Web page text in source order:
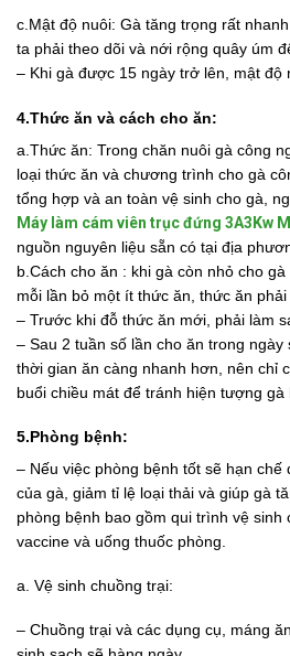
c.Mật độ nuôi: Gà tăng trọng rất
ta phải theo dõi và nới rộng quây úm
– Khi gà được 15 ngày trở lên, mật độ
4.Thức ăn và cách cho ăn:
a.Thức ăn: Trong chăn nuôi gà công
loại thức ăn và chương trình cho gà
tổng hợp và an toàn vệ sinh cho gà,
Máy làm cám viên trục đứng 3A3Kw
nguồn nguyên liệu sẵn có tại địa
b.Cách cho ăn : khi gà còn nhỏ cho
mỗi lần bỏ một ít thức ăn, thức ăn
– Trước khi đỗ thức ăn mới, phải làm
– Sau 2 tuần số lần cho ăn trong
thời gian ăn càng nhanh hơn, nên chỉ
buổi chiều mát để tránh hiện tượng gà
5.Phòng bệnh:
– Nếu việc phòng bệnh tốt sẽ hạn
của gà, giảm tỉ lệ loại thải và giúp gà
phòng bệnh bao gồm qui trình vệ sinh
vaccine và uống thuốc phòng.
a. Vệ sinh chuồng trại:
– Chuồng trại và các dụng cụ, máng